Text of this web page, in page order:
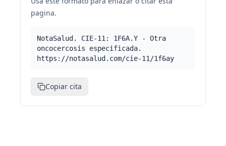
pagina.
NotaSalud. CIE-11: 1F6A.Y - Otra
oncocercosis especificada.
https://notasalud.com/cie-11/1f6ay
Copiar cita